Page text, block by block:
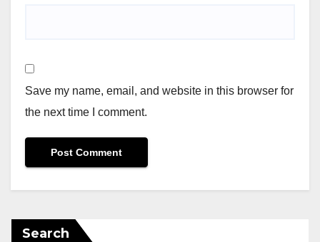
Save my name, email, and website in this browser for
the next time I comment.
Search